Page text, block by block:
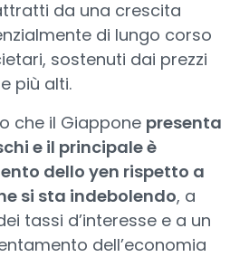
da una crescita
di lungo corso
sostenuti dai prezzi
più alti.
che il Giappone presenta
e il principale è
dello yen rispetto a
si sta indebolendo, a
tassi d’interesse e a un
dell’economia